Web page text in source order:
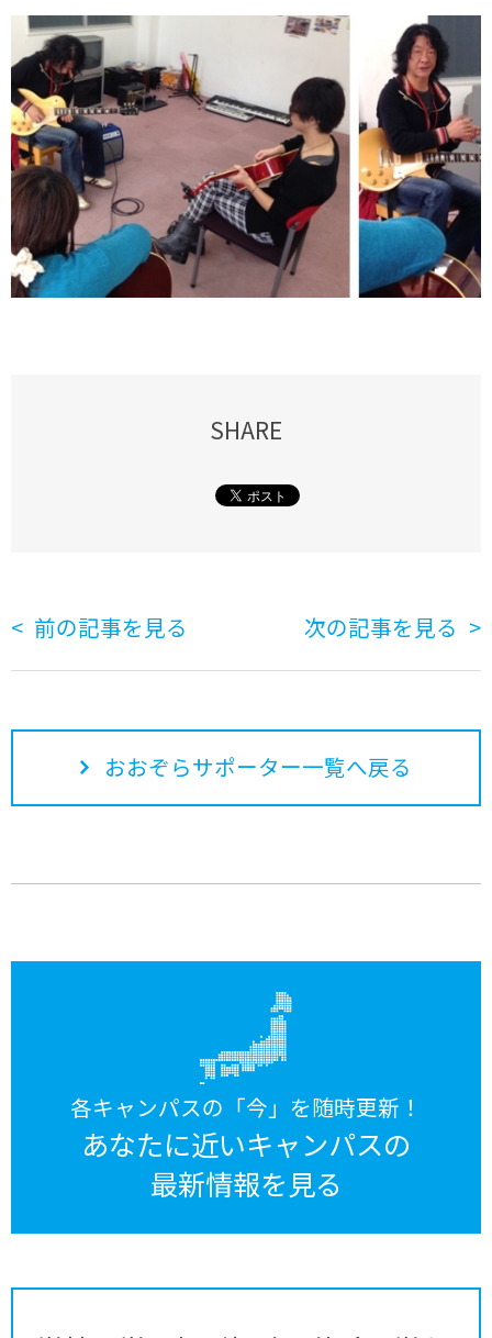
SHARE
前の記事を見る 次の記事を見る
おおぞらサポーター一覧へ戻る
各キャンパスの「今」を随時更新！
あなたに近いキャンパスの
最新情報を見る